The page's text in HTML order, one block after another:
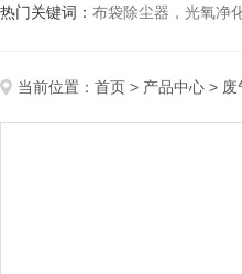
热门关键词： 布袋除尘器，光氧净化器，
当前位置： 首页 > 产品中心 >